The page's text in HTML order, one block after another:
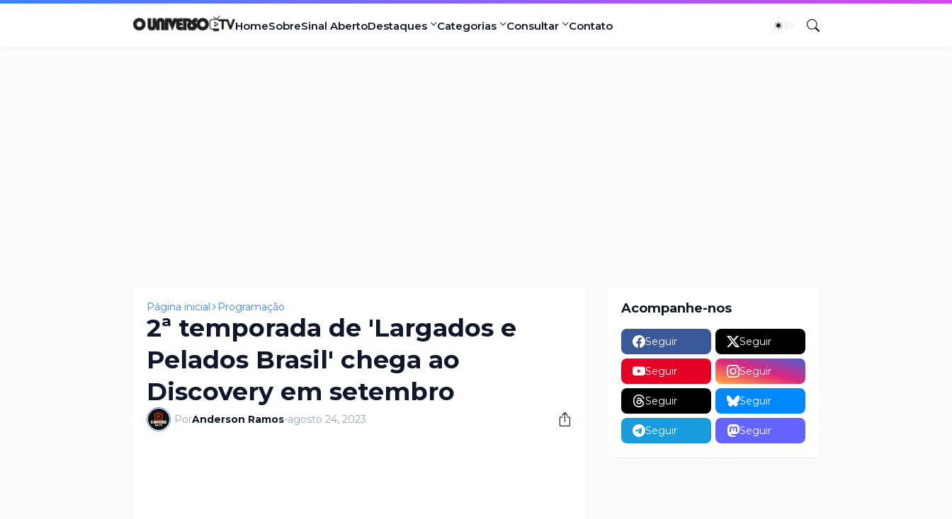
HomeSobreSinal AbertoDestaques Categorias Consultar Contato
Página inicial Programação
2ª temporada de 'Largados e
Pelados Brasil' chega ao
Discovery em setembro
PorAnderson Ramos-agosto 24, 2023
Acompanhe-nos
Seguir Seguir
Seguir Seguir
Seguir Seguir
Seguir Seguir